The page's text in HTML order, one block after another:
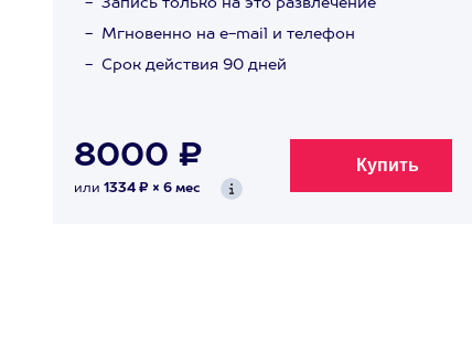
Запись только на это развлечение
Мгновенно на e-mail и телефон
Срок действия 90 дней
8000 ₽
или 1334 ₽ × 6 мес